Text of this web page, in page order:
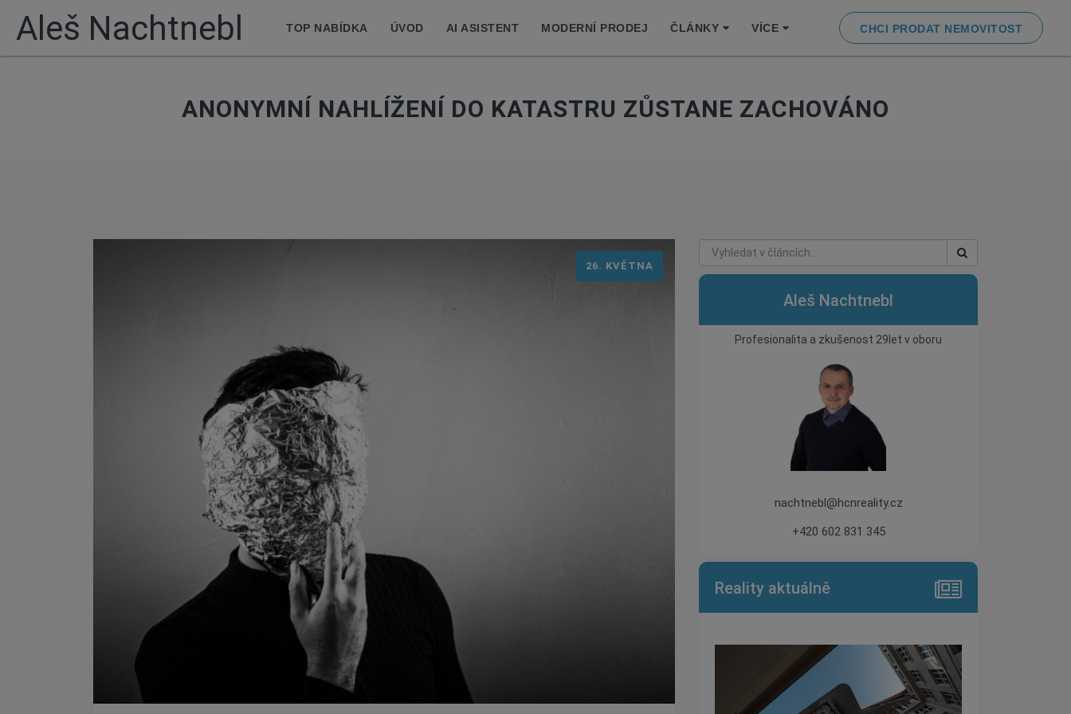
Aleš Nachtnebl TOP NABÍDKA ÚVOD AI ASISTENT MODERNÍ PRODEJ ČLÁNKY VÍCE CHCI PRODAT NEMOVITOST
ANONYMNÍ NAHLÍŽENÍ DO KATASTRU ZŮSTANE ZACHOVÁNO
26. KVĚTNA
Aleš Nachtnebl
Profesionalita a zkušenost 29let v oboru
nachtnebl@hcnreality.cz
+420 602 831 345
Reality aktuálně